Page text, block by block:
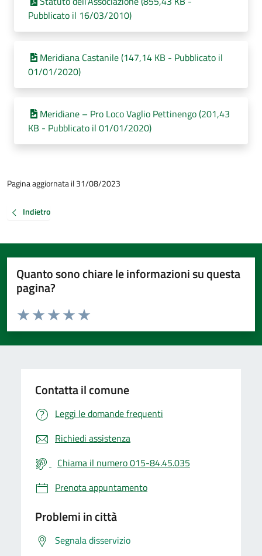
Pubblicato il 16/03/2010)
Meridiana Castanile (147,14 KB - Pubblicato il
01/01/2020)
Meridiane – Pro Loco Vaglio Pettinengo (201,43
KB - Pubblicato il 01/01/2020)
Pagina aggiornata il 31/08/2023
Indietro
Quanto sono chiare le informazioni su questa
pagina?
Valuta da 1 a 5 stelle la pagina
Valuta 5 stelle su 5
Valuta 4 stelle su 5
Valuta 3 stelle su 5
Valuta 2 stelle su 5
Valuta 1 stelle su 5
Contatta il comune
Leggi le domande frequenti
Richiedi assistenza
Chiama il numero 015-84.45.035
Prenota appuntamento
Problemi in città
Segnala disservizio